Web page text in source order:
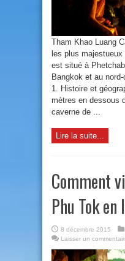
Tham Khao Luang
les plus majestueux
est situé à
Bangkok et au
1. Histoire et
mètres en dessous
caverne de ...
Lire la suite...
Comment
Phu Tok en
8 décembre 2015
Laisser un